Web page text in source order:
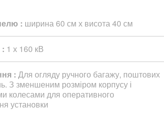
: ширина 60 см х висота 40 см
1 х 160 кВ
: Для огляду ручного багажу, поштових
З зменшеним розміром корпусу і
колесами для оперативного
установки